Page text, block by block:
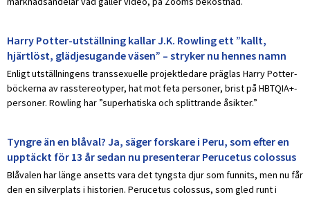
Harry Potter-utställning kallar J.K. Rowling ett ”kallt,
hjärtlöst, glädjesugande väsen” – stryker nu hennes namn
Enligt utställningens transsexuelle projektledare präglas Harry Potter-
böckerna av rasstereotyper, hat mot feta personer, brist på HBTQIA+-
personer. Rowling har ”superhatiska och splittrande åsikter.”
Tyngre än en blåval? Ja, säger forskare i Peru, som efter en
upptäckt för 13 år sedan nu presenterar Perucetus colossus
Blåvalen har länge ansetts vara det tyngsta djur som funnits, men nu får
den en silverplats i historien. Perucetus colossus, som gled runt i